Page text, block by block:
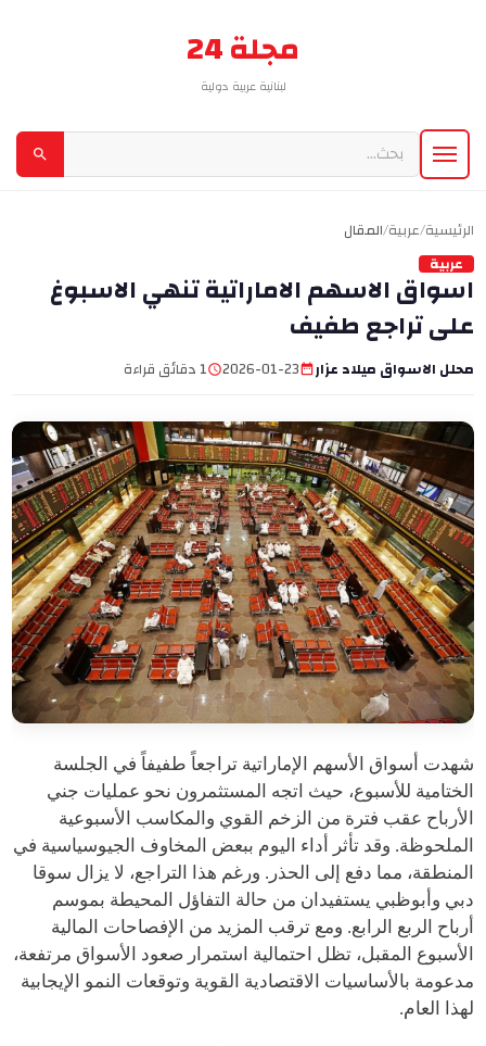
مجلة 24
لبنانية عربية دولية
الرئيسية/عربية/المقال
عربية
اسواق الاسهم الاماراتية تنهي الاسبوغ
على تراجع طفيف
محلل الاسواق ميلاد عزار 2026-01-23 1 دقائق قراءة
شهدت أسواق الأسهم الإماراتية تراجعاً طفيفاً في الجلسة
الختامية للأسبوع، حيث اتجه المستثمرون نحو عمليات جني
الأرباح عقب فترة من الزخم القوي والمكاسب الأسبوعية
الملحوظة. وقد تأثر أداء اليوم ببعض المخاوف الجيوسياسية في
المنطقة، مما دفع إلى الحذر. ورغم هذا التراجع، لا يزال سوقا
دبي وأبوظبي يستفيدان من حالة التفاؤل المحيطة بموسم
أرباح الربع الرابع. ومع ترقب المزيد من الإفصاحات المالية
الأسبوع المقبل، تظل احتمالية استمرار صعود الأسواق مرتفعة،
مدعومة بالأساسيات الاقتصادية القوية وتوقعات النمو الإيجابية
لهذا العام.